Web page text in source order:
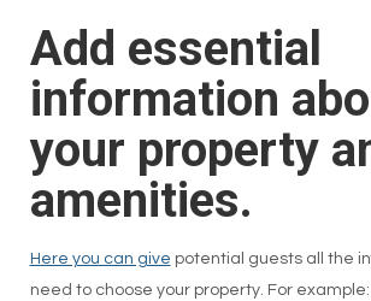
Add essential
information
your property
amenities.
Here you can give potential guests all the
need to choose your property. For example: